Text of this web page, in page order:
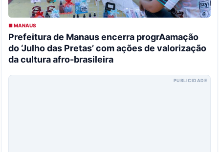
■ MANAUS
Prefeitura de Manaus encerra progrAamação
do ‘Julho das Pretas’ com ações de valorização
da cultura afro-brasileira
PUBLICIDADE